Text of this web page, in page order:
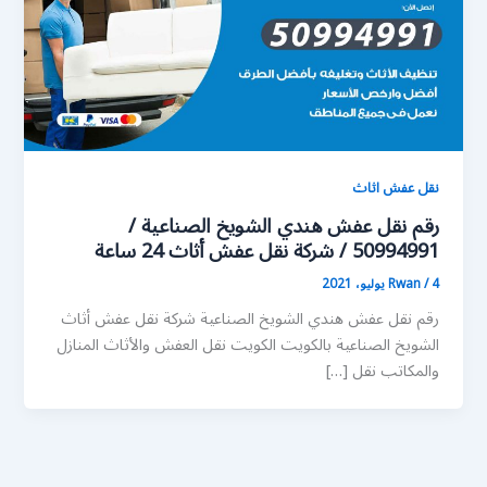
نقل عفش اثاث
رقم نقل عفش هندي الشويخ الصناعية /
50994991 / شركة نقل عفش أثاث 24 ساعة
Rwan/4 يوليو، 2021
رقم نقل عفش هندي الشويخ الصناعية شركة نقل عفش أثاث
الشويخ الصناعية بالكويت الكويت نقل العفش والأثاث المنازل
والمكاتب نقل […]